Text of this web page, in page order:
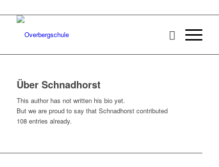
Über Schnadhorst
This author has not written his bio yet.
But we are proud to say that Schnadhorstcontributed
108 entries already.